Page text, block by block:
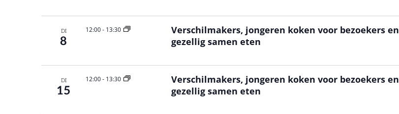
DI
8
12:00- 13:30
Verschilmakers, jongeren koken voor bezoekers en
gezellig samen eten
DI
15
12:00- 13:30
Verschilmakers, jongeren koken voor bezoekers en
gezellig samen eten